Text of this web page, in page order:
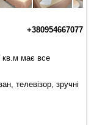
+380954667077
кв.м має все
телевізор, зручні